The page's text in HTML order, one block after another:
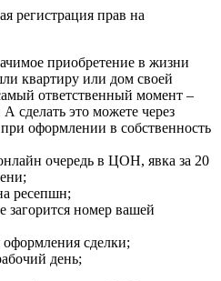
регистрация прав на
приобретение в жизни
квартиру или дом своей
ответственный момент –
сделать это можете через
оформлении в собственность
очередь в ЦОН, явка за 20
ресепшн;
загорится номер вашей
оформления сделки;
день;